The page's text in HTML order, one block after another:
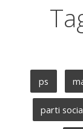
ps
parti